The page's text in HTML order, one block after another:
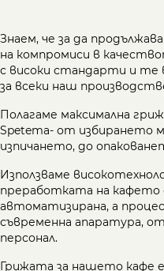
Знаем, че за да
на компромиси в
с високи стандарти и те
за всеки наш
Полагаме максимална
Spetema- от избирането
изпичането, до
Използваме
преработката на кафето
автоматизирана, а
съвременна апаратура,
персонал.
Грижата за нашето кафе